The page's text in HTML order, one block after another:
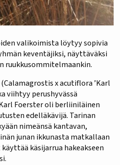
valikoimista löytyy sopivia
keventäjiksi, näyttäväksi
ruukkusommitelmaankin.
x acutiflora ’Karl
viihtyy perushyvässä
Foerster oli berliiniläinen
edelläkävijä. Tarinan
nimeänsä kantavan,
junan ikkunasta matkallaan
käsijarrua hakeakseen